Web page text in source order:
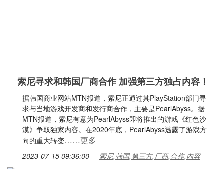
索尼寻求和韩国厂商合作 加强第三方独占内容！
据韩国商业网站MTN报道，索尼正通过其PlayStation部门寻
求与当地游戏开发商和发行商合作，主要是PearlAbyss。据
MTN报道，索尼有意为PearlAbyss即将推出的游戏《红色沙
漠》争取独家内容。在2020年底，PearlAbyss透露了游戏方
向的重大转变……更多
2023-07-15 09:36:00 索尼,韩国,第三方,厂商,合作,内容